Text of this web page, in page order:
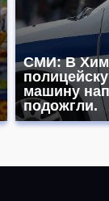
СМИ: В
машину
подожгли.